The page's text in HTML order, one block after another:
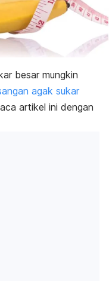
besar mungkin
agak sukar
artikel ini dengan